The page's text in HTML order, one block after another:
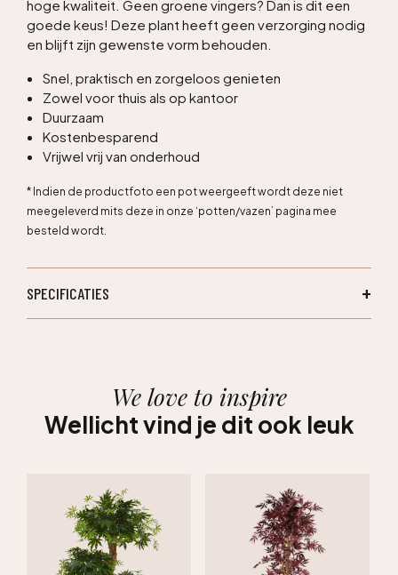
hoge kwaliteit. Geen groene vingers? Dan is dit een
goede keus! Deze plant heeft geen verzorging nodig
en blijft zijn gewenste vorm behouden.
Snel, praktisch en zorgeloos genieten
Zowel voor thuis als op kantoor
Duurzaam
Kostenbesparend
Vrijwel vrij van onderhoud
* Indien de productfoto een pot weergeeft wordt deze niet
meegeleverd mits deze in onze ‘potten/vazen’ pagina mee
besteld wordt.
SPECIFICATIES
We love to inspire
Wellicht vind je dit ook leuk